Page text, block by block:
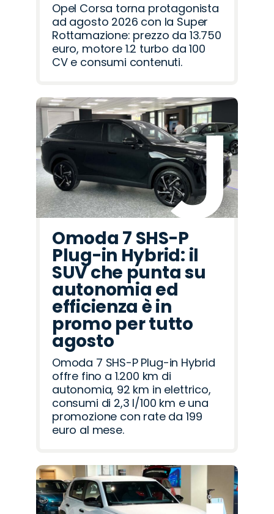
Opel Corsa torna protagonista
ad agosto 2026 con la Super
Rottamazione: prezzo da 13.750
euro, motore 1.2 turbo da 100
CV e consumi contenuti.
Omoda 7 SHS-P
Plug-in Hybrid: il
SUV che punta su
autonomia ed
efficienza è in
promo per tutto
agosto
Omoda 7 SHS-P Plug-in Hybrid
offre fino a 1.200 km di
autonomia, 92 km in elettrico,
consumi di 2,3 l/100 km e una
promozione con rate da 199
euro al mese.